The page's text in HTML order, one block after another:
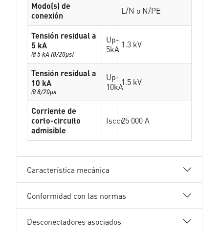
Modo(s) de
conexión
L/N o N/PE
Tensión residual a
5 kA
@ 5 kA (8/20µs)
Up-
5kA 1.3 kV
Tensión residual a
10 kA
@ 8/20µs
Up-
10kA1.5 kV
Corriente de
corto-circuito
admisible
Isccr25 000 A
Característica mecánica
Conformidad con las normas
Desconectadores asociados